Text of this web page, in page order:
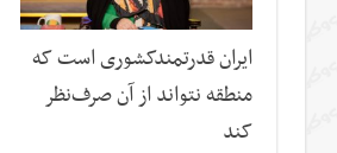
ایران قدرتمندکشوری است که
منطقه نتواند از آن صرف‌نظر
کند